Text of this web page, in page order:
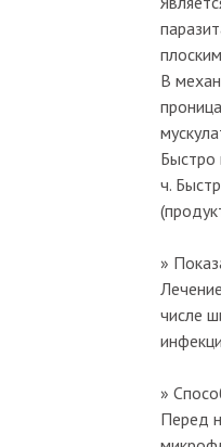
В
Быстро
ч.
»
числе
»
Перед